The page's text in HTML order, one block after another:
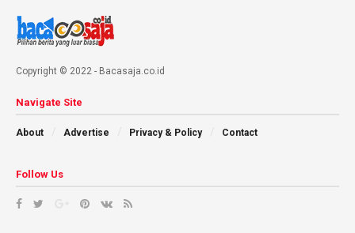
Copyright © 2022 - Bacasaja.co.id
Navigate Site
About Advertise Privacy & Policy Contact
Follow Us